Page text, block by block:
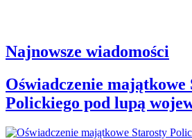
Najnowsze wiadomości
Oświadczenie majątkowe
Polickiego pod lupą